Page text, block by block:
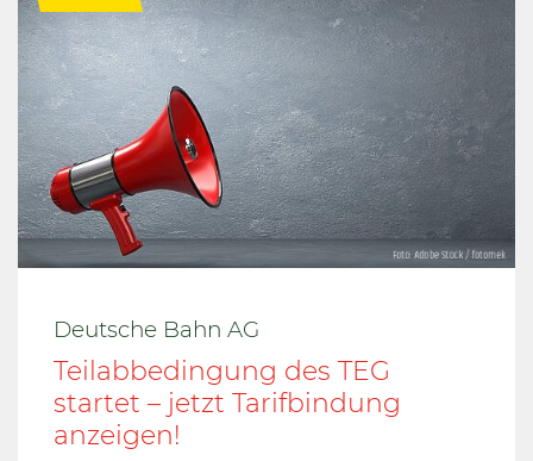
Deutsche Bahn AG
Teilabbedingung des TEG
startet – jetzt Tarifbindung
anzeigen!